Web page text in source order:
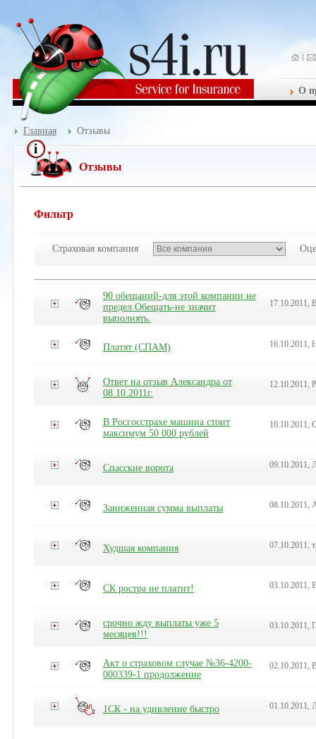
О
Главная Отзывы
Отзывы
Фильтр
Страховая компания
90 обещаний-для этой компании не
предел.Обещать-не значит
выполнять.
17.10.2011,
Платят (СПАМ) 16.10.2011,
Ответ на отзыв Александра от
08.10.2011г.
12.10.2011,
В Росгосстрахе машина стоит
максимум 50 000 рублей
10.10.2011,
Спасские ворота 09.10.2011,
Заниженная сумма выплаты 08.10.2011,
Худшая компания 07.10.2011,
СК ростра не платит! 03.10.2011,
срочно жду выплаты уже 5
месяцев!!!
03.10.2011,
Акт о страховом случае №36-4200-
000339-1 продолжение
02.10.2011,
1СК - на удивление быстро 01.10.2011,